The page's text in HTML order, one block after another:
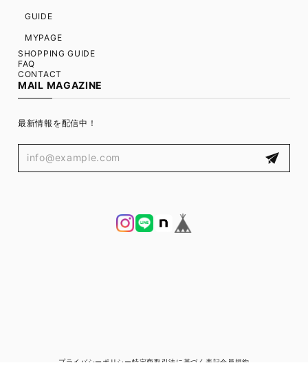
GUIDE
MYPAGE
SHOPPING GUIDE
FAQ
CONTACT
MAIL MAGAZINE
最新情報を配信中！
プライバシーポリシー特定商取引法に基づく表記会員規約